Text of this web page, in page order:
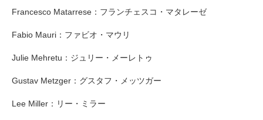
Francesco Matarrese：フランチェスコ・マタレーゼ
Fabio Mauri：ファビオ・マウリ
Julie Mehretu：ジュリー・メーレトゥ
Gustav Metzger：グスタフ・メッツガー
Lee Miller：リー・ミラー